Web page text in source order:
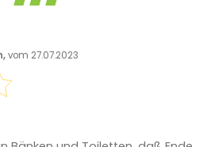
vom 27.07.2023